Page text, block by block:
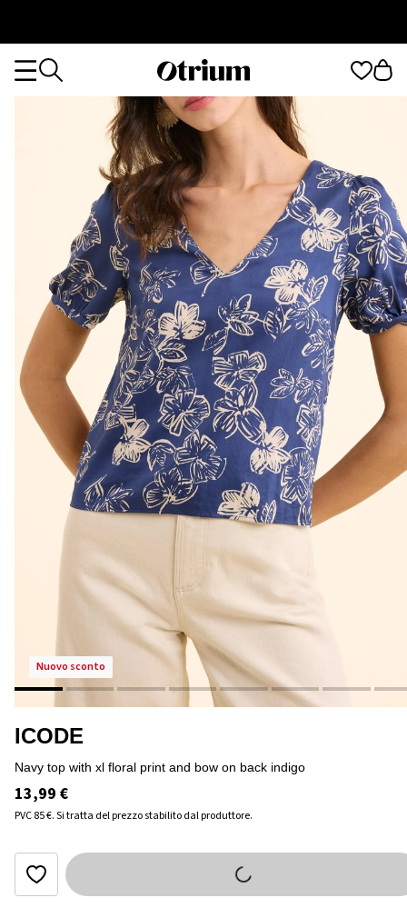
Otrium
page
nuovo sconto
ICODE
navy top with xl floral print and bow on back indigo
13,99 €
PVC85 €.Si tratta del prezzo stabilito dal produttore.